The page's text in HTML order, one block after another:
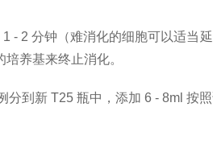
- 2 分钟（难消化的细胞可以适当
养基来终止消化。
到新 T25 瓶中，添加 6 - 8ml 按